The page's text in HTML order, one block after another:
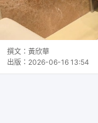
撰文： 黃欣華
出版： 2026-06-16 13:54